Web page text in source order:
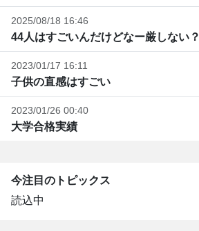
2025/08/18 16:46
44人はすごいんだけどなー厳しない？
2023/01/17 16:11
子供の直感はすごい
2023/01/26 00:40
大学合格実績
今注目のトピックス
読込中